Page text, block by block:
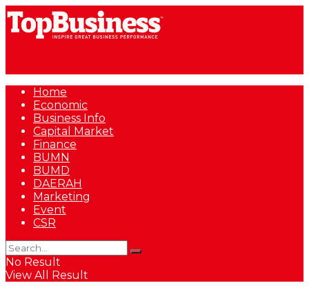
Home
Economic
Business Info
Capital Market
Finance
BUMN
BUMD
DAERAH
Marketing
Event
CSR
No Result
View All Result